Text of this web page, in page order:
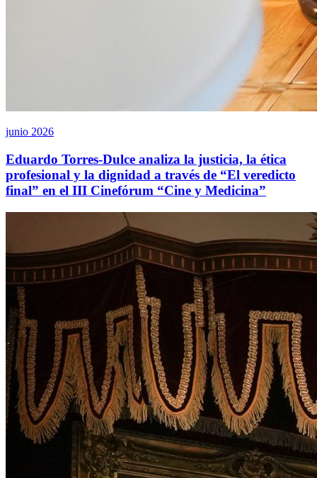
junio 2026
Eduardo Torres-Dulce analiza la justicia, la ética
profesional y la dignidad a través de “El veredicto
final” en el III Cinefórum “Cine y Medicina”